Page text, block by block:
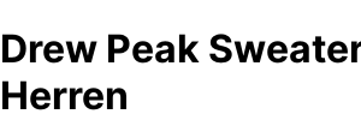
Drew Peak
Herren